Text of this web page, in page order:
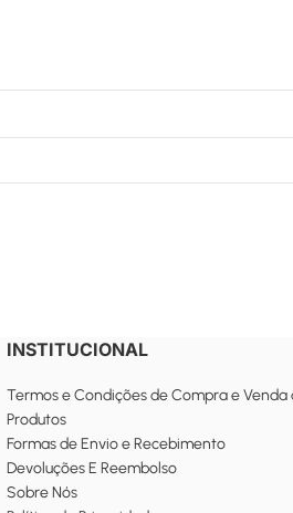
INSTITUCIONAL
Termos e Condições de Compra e Venda
Produtos
Formas de Envio e Recebimento
Devoluções E Reembolso
Sobre Nós